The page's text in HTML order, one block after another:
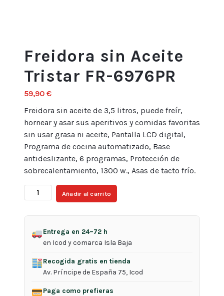
Freidora sin Aceite
Tristar FR-6976PR
59,90 €
Freidora sin aceite de 3,5 litros, puede freír,
hornear y asar sus aperitivos y comidas favoritas
sin usar grasa ni aceite, Pantalla LCD digital,
Programa de cocina automatizado, Base
antideslizante, 6 programas, Protección de
sobrecalentamiento, 1300 w., Asas de tacto frío.
Freidora
sin
Aceite
FR-
cantidad
Añadir al carrito
Entrega en 24–72 h
en Icod y comarca Isla Baja
Recogida gratis en tienda
Av. Príncipe de España 75, Icod
Paga como prefieras